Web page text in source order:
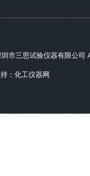
圳市三思试验仪器有限公
： 化工仪器网